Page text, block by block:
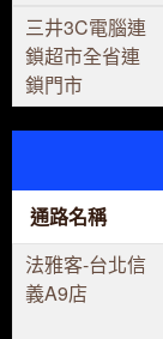
三井3C電腦連
鎖超市全省連
鎖門市
通路名稱
法雅客-台北信
義A9店